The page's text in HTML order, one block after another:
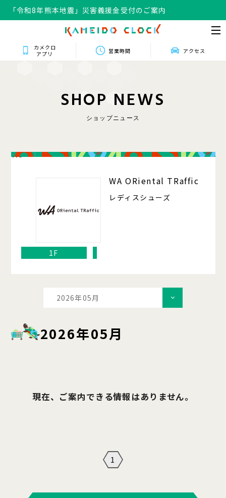
「令和8年熊本地震」災害義援金受付のご案内
カメクロ
アプリ
営業時間 アクセス
SHOP NEWS
ショップニュース
118
WA ORiental TRaffic
レディスシューズ
1F
2026年05月
2026年05月
現在、ご案内できる情報はありません。
1